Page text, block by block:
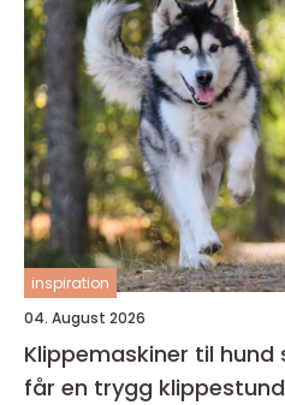
inspiration
04. August 2026
Klippemaskiner til hund slik velger du riktig og
får en trygg klippestund